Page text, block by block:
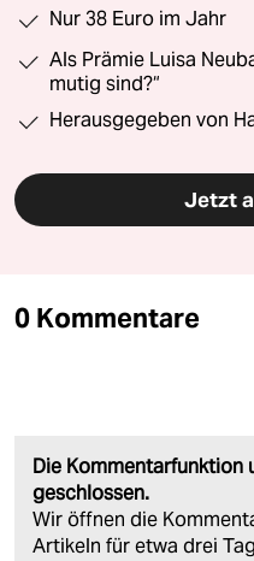
Nur 38 Euro im Jahr
Als Prämie Luisa
mutig sind?“
Herausgegeben von
Jetzt
0 Kommentare
Die Kommentarfunktion
geschlossen.
Wir öffnen die
Artikeln für etwa drei